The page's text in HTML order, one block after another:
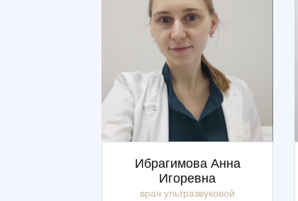
Ибрагимова Анна
Игоревна
врач ультразвуковой